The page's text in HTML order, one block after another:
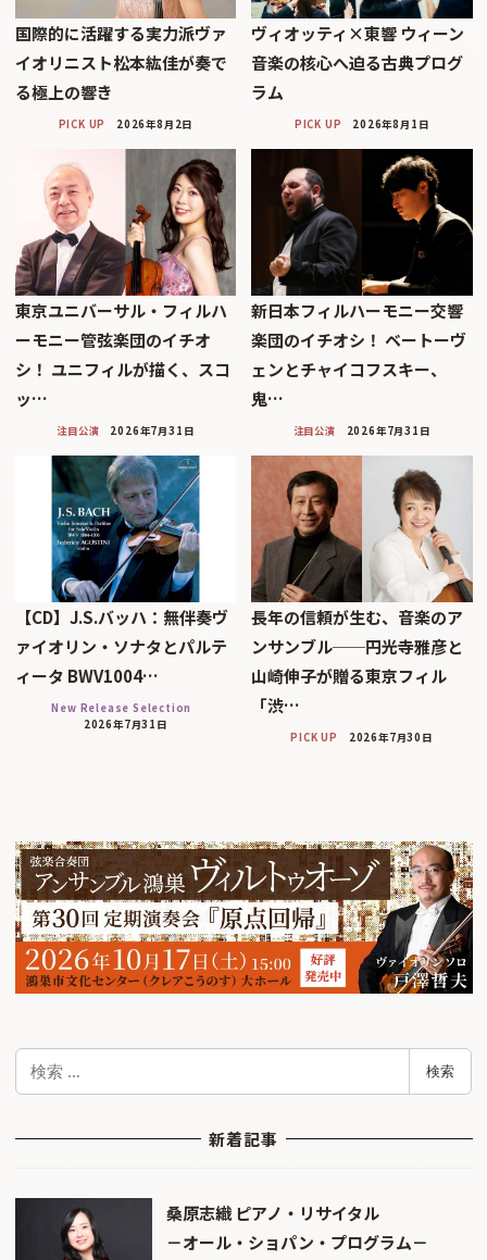
国際的に活躍する実力派ヴァ
イオリニスト松本紘佳が奏で
る極上の響き
PICK UP 2026年8月2日
ヴィオッティ×東響 ウィーン
音楽の核心へ迫る古典プログ
ラム
PICK UP 2026年8月1日
東京ユニバーサル・フィルハ
ーモニー管弦楽団のイチオ
シ！ ユニフィルが描く、スコ
ッ…
注目公演 2026年7月31日
新日本フィルハーモニー交響
楽団のイチオシ！ ベートーヴ
ェンとチャイコフスキー、
鬼…
注目公演 2026年7月31日
【CD】J.S.バッハ：無伴奏ヴ
ァイオリン・ソナタとパルテ
ィータ BWV1004…
New Release Selection
2026年7月31日
長年の信頼が生む、音楽のア
ンサンブル──円光寺雅彦と
山崎伸子が贈る東京フィル
「渋…
PICK UP 2026年7月30日
検
検索
新着記事
桑原志織 ピアノ・リサイタル
－オール・ショパン・プログラム－